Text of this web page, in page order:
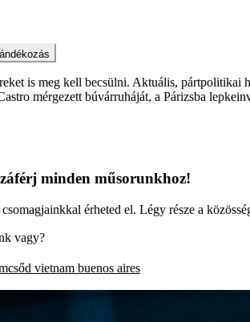
is meg kell becsülni. Aktuális,
mérgezett búvárruháját, a Párizsba
minden műsorunkhoz!
érheted el. Légy része a
vagy?
vietnam buenos aires